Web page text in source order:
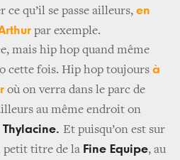
qu’il se passe ailleurs, en
par exemple.
mais hip hop quand même
cette fois. Hip hop toujours à
où on verra dans le parc de
au même endroit on
Thylacine. Et puisqu’on est sur
petit titre de la Fine Equipe, au